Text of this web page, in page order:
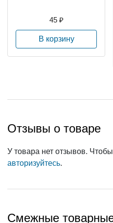
45 ₽
В корзину
Отзывы о товаре
У товара нет отзывов.
авторизуйтесь.
Смежные